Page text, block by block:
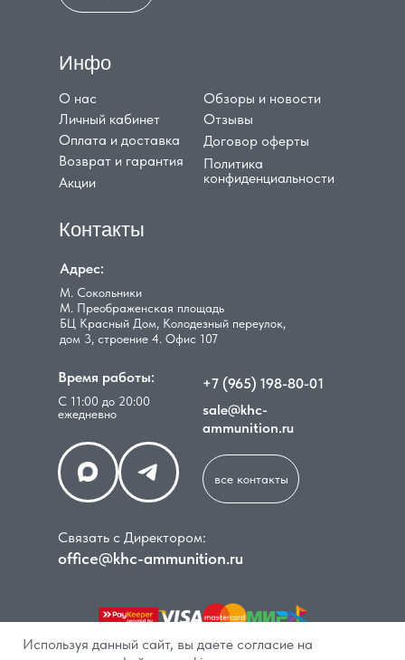
Используя данный сайт, вы даете согласие на
Инфо
Контакты
О нас
Личный кабинет
Оплата и доставка
Возврат и гарантия
Акции
Обзоры и новости
Отзывы
Договор оферты
Адрес:
М. Сокольники
М. Преображенская площадь
БЦ Красный Дом, Колодезный переулок,
дом 3, строение 4. Офис 107
Время работы:
С 11:00 до 20:00
ежедневно
office@khc-ammunition.ru
Связать с Директором:
+7 (965) 198-80-01
sale@khc-
ammunition.ru
все контакты
Политика
конфиденциальности